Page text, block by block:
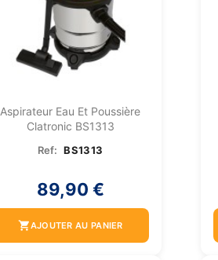
Aspirateur Eau Et Poussière
Clatronic BS1313
Ref: BS1313
89,90 €
shopping_cartAJOUTER AU PANIER